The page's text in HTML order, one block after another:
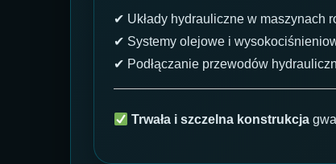
✔ Układy hydrauliczne w maszynach
✔ Systemy olejowe i
✔ Podłączanie przewodów
Trwała i szczelna konstrukcja